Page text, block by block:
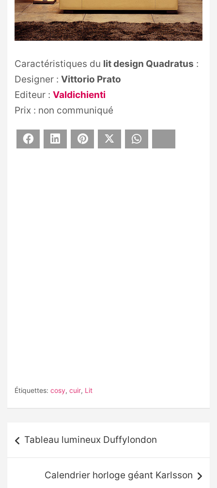
Caractéristiques du lit design Quadratus :
Designer : Vittorio Prato
Editeur : Valdichienti
Prix : non communiqué
Facebook LinkedIn Pinterest
Étiquettes: cosy, cuir, Lit
de
l’article
Tableau lumineux Duffylondon
Calendrier horloge géant Karlsson